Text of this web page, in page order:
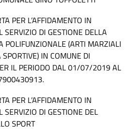
PER L’AFFIDAMENTO IN
SERVIZIO DI GESTIONE DELLA
POLIFUNZIONALE (ARTI MARZIALI
SPORTIVE) IN COMUNE DI
IL PERIODO DAL 01/07/2019 AL
PER L’AFFIDAMENTO IN
SERVIZIO DI GESTIONE DEL
SPORT